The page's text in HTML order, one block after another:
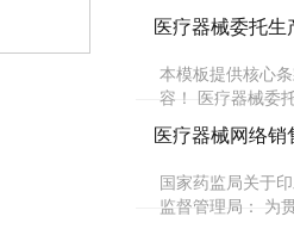
医疗器械委托生
本模板提供核心
容！ 医疗器械委
医疗器械网络销
国家药监局关于
监督管理局： 为